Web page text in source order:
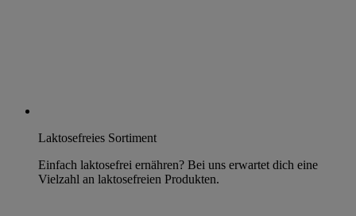
Laktosefreies Sortiment
Einfach laktosefrei ernähren? Bei uns erwartet dich eine
Vielzahl an laktosefreien Produkten.